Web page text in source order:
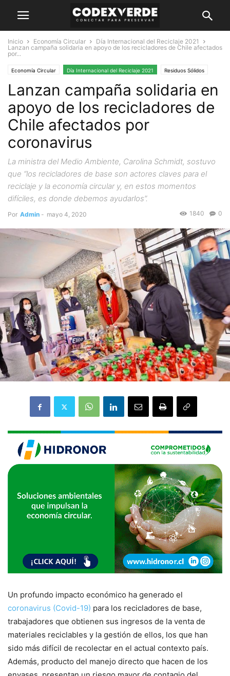
Inicio Economía Circular
Día Internacional del Reciclaje 2021
Lanzan campaña solidaria en apoyo de los recicladores de Chile afectados
por...
Economía Circular Día Internacional del Reciclaje 2021 Residuos Sólidos
Lanzan campaña solidaria en
apoyo de los recicladores de
Chile afectados por
coronavirus
La ministra del Medio Ambiente, Carolina Schmidt, sostuvo
que “los recicladores de base son actores claves para el
reciclaje y la economía circular y, en estos momentos
difíciles, es donde debemos ayudarlos”.
Por Admin - mayo 4, 2020 0
1840
Un profundo impacto económico ha generado el
coronavirus (Covid-19) para los recicladores de base,
trabajadores que obtienen sus ingresos de la venta de
materiales reciclables y la gestión de ellos, los que han
sido más difícil de recolectar en el actual contexto país.
Además, producto del manejo directo que hacen de los